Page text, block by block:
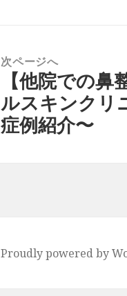
次ページへ
の
投
【他院での
ルスキンクリ
症例紹介〜
Proudly powered by